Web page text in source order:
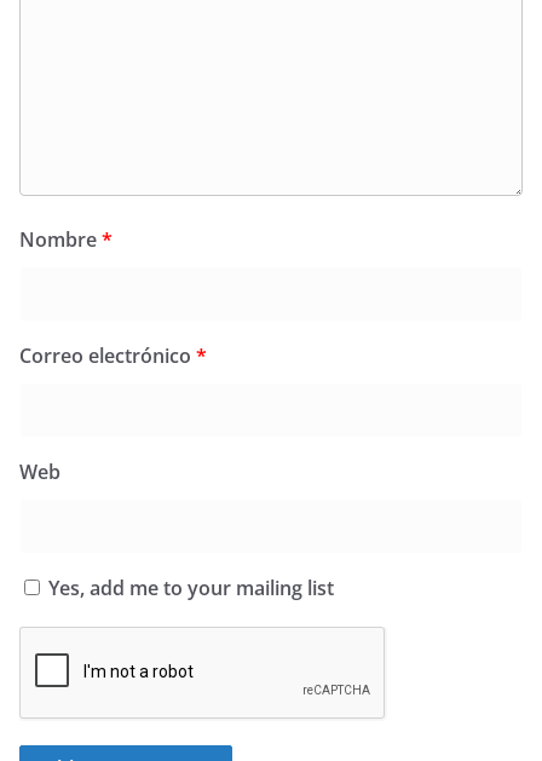
Nombre*
Correo electrónico *
Web
Yes, add me to your mailing list